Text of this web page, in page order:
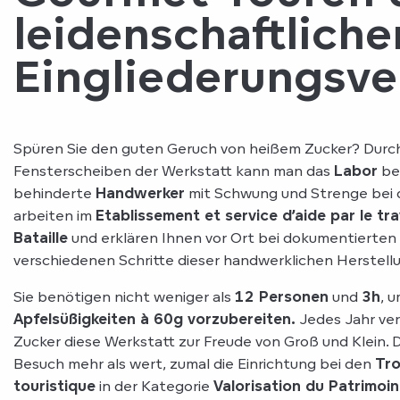
Spüren Sie den guten Geruch von heißem Zucker?
Fensterscheiben der Werkstatt kann man das Labor
behinderte Handwerker mit Schwung und Strenge bei
arbeiten im Etablissement et service d’aide par le
Bataille und erklären Ihnen vor Ort bei dokumentierten
verschiedenen Schritte dieser handwerklichen
Sie benötigen nicht weniger als 12 Personen und 3h,
Apfelsüßigkeiten à 60g vorzubereiten. Jedes Jahr
Zucker diese Werkstatt zur Freude von Groß und Klein.
Besuch mehr als wert, zumal die Einrichtung bei den
touristique in der Kategorie Valorisation du